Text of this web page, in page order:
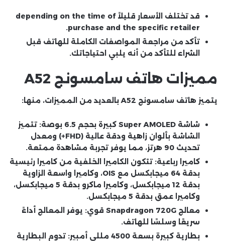
قد تختلف الأسعار قليلاً depending on the time of
purchase and the specific retailer.
تأكد من مراجعة المواصفات الكاملة للهاتف قبل
الشراء للتأكد من أنه يلبي احتياجاتك.
مميزات هاتف سامسونج A52
يتميز هاتف سامسونج A52 بالعديد من المميزات، منها:
شاشة Super AMOLED كبيرة بحجم 6.5 بوصة
: تتميز
الشاشة بألوان زاهية ودقة عالية (FHD+) ومعدل
تحديث 90 هرتز، مما يوفر تجربة مشاهدة ممتعة.
كاميرا رباعية: تتكون الكاميرا الخلفية من كاميرا رئيسية
بدقة 64 ميجابكسل مع OIS، وكاميرا واسعة الزاوية
بدقة 12 ميجابكسل، وكاميرا ماكرو بدقة 5 ميجابكسل،
وكاميرا عمق بدقة 5 ميجابكسل.
معالج Snapdragon 720G قوي
: يوفر المعالج أداءً
سريعًا وسلسًا للهاتف.
بطارية كبيرة بسعة 4500 مللي أمبير
: تدوم البطارية